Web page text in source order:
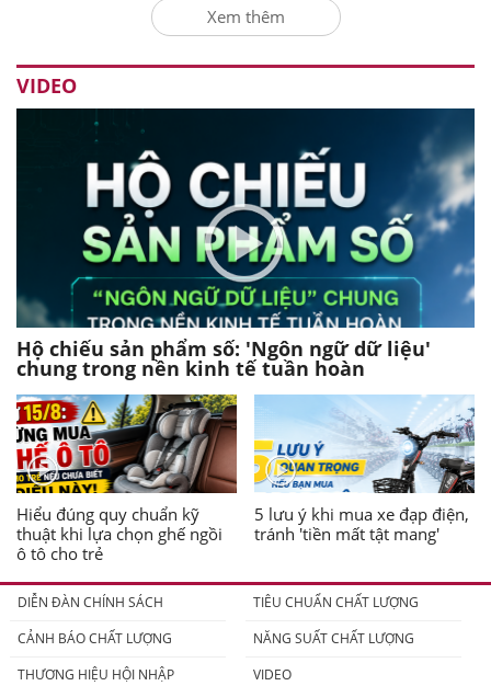
Xem thêm
VIDEO
Hộ chiếu sản phẩm số: 'Ngôn ngữ dữ liệu'
chung trong nền kinh tế tuần hoàn
Hiểu đúng quy chuẩn kỹ
thuật khi lựa chọn ghế ngồi
ô tô cho trẻ
5 lưu ý khi mua xe đạp điện,
tránh 'tiền mất tật mang'
DIỄN ĐÀN CHÍNH SÁCH
TIÊU CHUẨN CHẤT LƯỢNG
CẢNH BÁO CHẤT LƯỢNG
NĂNG SUẤT CHẤT LƯỢNG
THƯƠNG HIỆU HỘI NHẬP
VIDEO